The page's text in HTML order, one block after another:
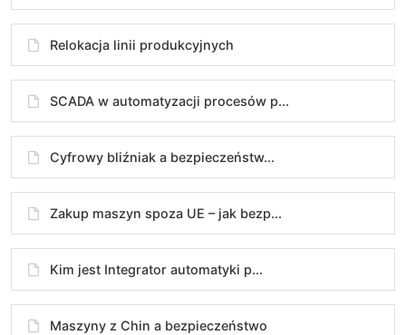
Relokacja linii produkcyjnych
SCADA w automatyzacji procesów p...
Cyfrowy bliźniak a bezpieczeństw...
Zakup maszyn spoza UE – jak bezp...
Kim jest Integrator automatyki p...
Maszyny z Chin a bezpieczeństwo